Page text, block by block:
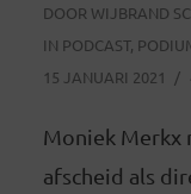
DOOR WIJBRAND
IN PODCAST,
15 JANUARI 2021
Moniek Merkx
afscheid als